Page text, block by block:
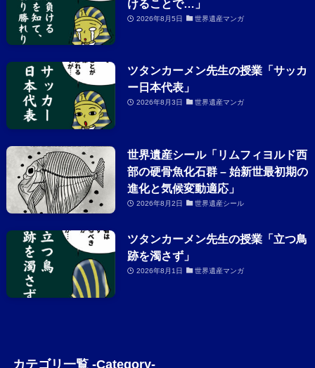
けることで…」
2026年8月5日 世界遺産マンガ
ツタンカーメン先生の授業「サッカ
ー日本代表」
2026年8月3日 世界遺産マンガ
世界遺産シール「リムフィヨルド西
部の硬骨魚化石群 – 始新世最初期の
進化と気候変動適応」
2026年8月2日 世界遺産シール
ツタンカーメン先生の授業「立つ鳥
跡を濁さず」
2026年8月1日 世界遺産マンガ
カテゴリ一覧 -Category-